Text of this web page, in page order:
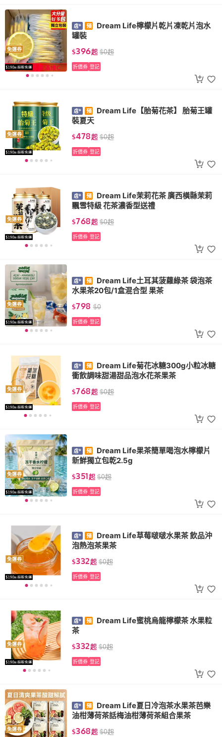
免運券
Dream Life檸檬片乾片凍乾片泡水
罐裝
$396起 $0起
折價券 登記
免運券
Dream Life【胎菊花茶】 胎菊王罐
裝夏天
$478起 $0起
折價券 登記
免運券
Dream Life茉莉花茶 廣西橫縣茉莉
飄雪特級 花茶濃香型送禮
$768起 $0起
折價券 登記
免運券
Dream Life土耳其菠蘿綠茶 袋泡茶
水果茶20包/1盒混合型 果茶
$798 $0
折價券 登記
免運券
Dream Life菊花冰糖300g小粒冰糖
衝飲調味甜湯甜品泡水花茶果茶
$768起 $0起
折價券 登記
免運券
Dream Life果茶簡單喝泡水檸檬片
新鮮獨立包乾2.5g
$351起 $0起
折價券 登記
免運券
Dream Life草莓啵啵水果茶 飲品沖
泡熱泡茶果茶
$332起 $0起
折價券 登記
免運券
Dream Life蜜桃烏龍檸檬茶 水果粒
茶
$332起 $0起
折價券 登記
免運券
Dream Life夏日冷泡茶水果茶芭樂
油柑薄荷茶話梅油柑薄荷茶組合果茶
$368起 $0起